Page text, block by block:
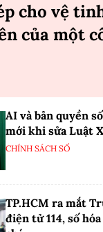
cho vệ
của một
AI và bản quyền
mới khi sửa Luật
CHÍNH SÁCH SỐ
TP.HCM ra mắt
điện tử 114, số